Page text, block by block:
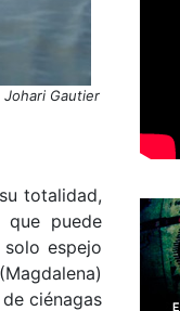
Gautier
totalidad,
puede
espejo
ciénagas